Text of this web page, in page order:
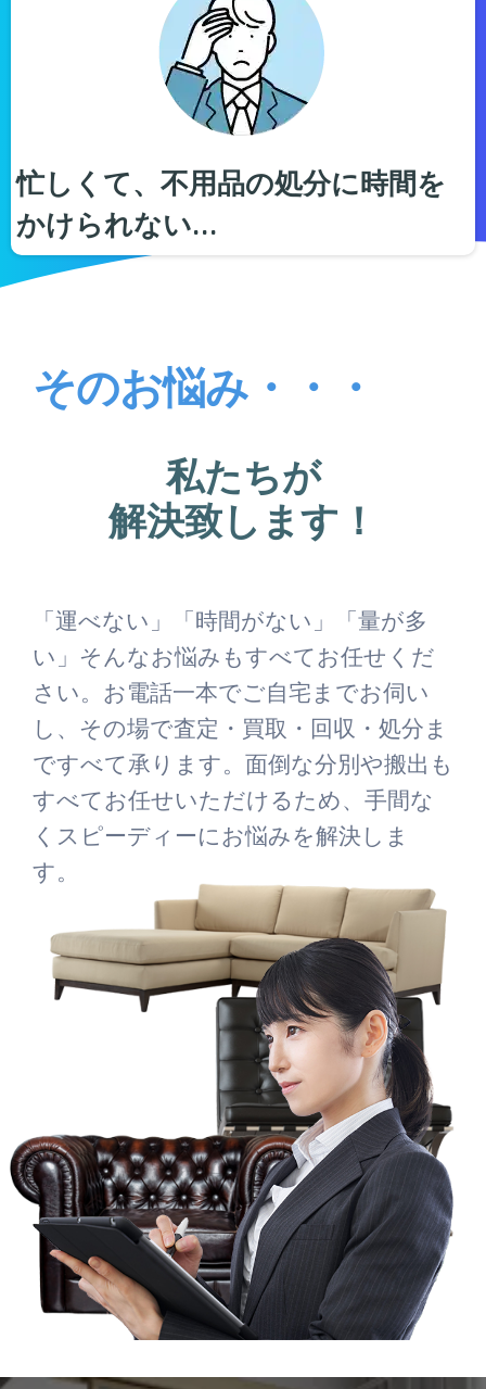
忙しくて、不用品の処分に時間を
かけられない…
そのお悩み・・・
私たちが
解決致します！
「運べない」「時間がない」「量が多
い」そんなお悩みもすべてお任せくだ
さい。お電話一本でご自宅までお伺い
し、その場で査定・買取・回収・処分ま
ですべて承ります。面倒な分別や搬出も
すべてお任せいただけるため、手間な
くスピーディーにお悩みを解決しま
す。